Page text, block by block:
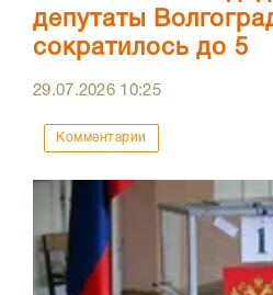
депутаты
сократилось до 5
29.07.2026 10:25
Комментарии